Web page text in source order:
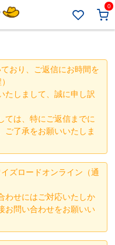
0
おり、ご返信にお時間を
たしまして、誠に申し訳
ては、特にご返信までに
ご了承をお願いいたしま
ズロードオンライン（通
わせにはご対応いたしか
お問い合わせをお願いい